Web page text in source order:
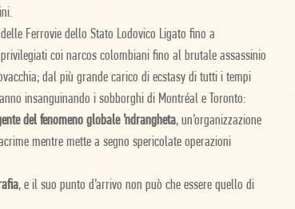
Ferrovie dello Stato Lodovico Ligato fino a
coi narcos colombiani fino al brutale assassinio
dal più grande carico di ecstasy di tutti i tempi
insanguinando i sobborghi di Montréal e Toronto:
del fenomeno globale ’ndrangheta, un’organizzazione
mentre mette a segno spericolate operazioni
, e il suo punto d’arrivo non può che essere quello di